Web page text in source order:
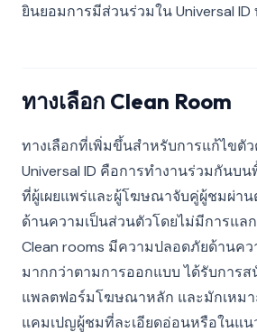
ยินยอมการมีส่วนร่วมใน Universal ID
ทางเลือก Clean Room
ทางเลือกที่เพิ่มขึ้นสำหรับการแก้ไขตั
Universal ID คือการทำงานร่วมกันบ
ที่ผู้เผยแพร่และผู้โฆษณาจับคู่ผู้ชมผ่า
ด้านความเป็นส่วนตัวโดยไม่มีการแล
Clean rooms มีความปลอดภัยด้านคว
มากกว่าตามการออกแบบ ได้รับการ
แพลตฟอร์มโฆษณาหลัก และมักเหม
แคมเปญผู้ชมที่ละเอียดอ่อนหรือในแ